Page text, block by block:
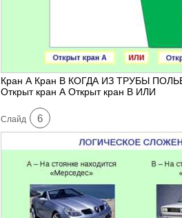
Кран А Кран В КОГДА ИЗ ТРУБЫ
Открыт кран А Открыт кран В ИЛИ
Cлайд 6